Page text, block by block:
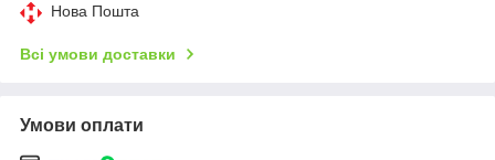
Нова Пошта
Всі умови доставки
Умови оплати